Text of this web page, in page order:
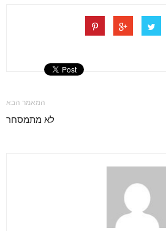
המאמר הבא
לא מתמסחר